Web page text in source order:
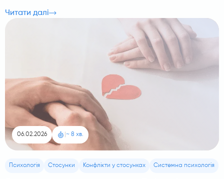
Читати далі
06.02.2026 ~ 8 хв.
Психологія Стосунки Конфлікти у стосунках Системна психологія